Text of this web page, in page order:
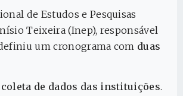
de Estudos e Pesquisas
Teixeira (Inep), responsável
um cronograma com duas
de dados das instituições.